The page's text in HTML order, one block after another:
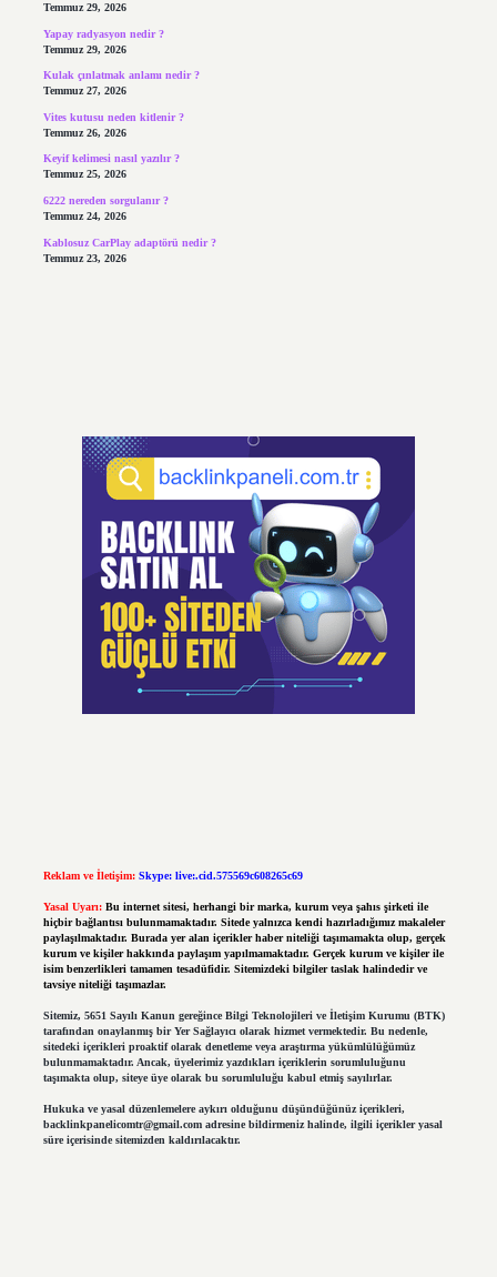
Temmuz 29, 2026
Yapay radyasyon nedir ?
Temmuz 29, 2026
Kulak çınlatmak anlamı nedir ?
Temmuz 27, 2026
Vites kutusu neden kitlenir ?
Temmuz 26, 2026
Keyif kelimesi nasıl yazılır ?
Temmuz 25, 2026
6222 nereden sorgulanır ?
Temmuz 24, 2026
Kablosuz CarPlay adaptörü nedir ?
Temmuz 23, 2026
Reklam ve İletişim: Skype: live:.cid.575569c608265c69
Yasal Uyarı: Bu internet sitesi, herhangi bir marka, kurum veya şahıs şirketi ile
hiçbir bağlantısı bulunmamaktadır. Sitede yalnızca kendi hazırladığımız makaleler
paylaşılmaktadır. Burada yer alan içerikler haber niteliği taşımamakta olup, gerçek
kurum ve kişiler hakkında paylaşım yapılmamaktadır. Gerçek kurum ve kişiler ile
isim benzerlikleri tamamen tesadüfidir. Sitemizdeki bilgiler taslak halindedir ve
tavsiye niteliği taşımazlar.
Sitemiz, 5651 Sayılı Kanun gereğince Bilgi Teknolojileri ve İletişim Kurumu (BTK)
tarafından onaylanmış bir Yer Sağlayıcı olarak hizmet vermektedir. Bu nedenle,
sitedeki içerikleri proaktif olarak denetleme veya araştırma yükümlülüğümüz
bulunmamaktadır. Ancak, üyelerimiz yazdıkları içeriklerin sorumluluğunu
taşımakta olup, siteye üye olarak bu sorumluluğu kabul etmiş sayılırlar.
Hukuka ve yasal düzenlemelere aykırı olduğunu düşündüğünüz içerikleri,
backlinkpanelicomtr@gmail.comadresine bildirmeniz halinde, ilgili içerikler yasal
süre içerisinde sitemizden kaldırılacaktır.